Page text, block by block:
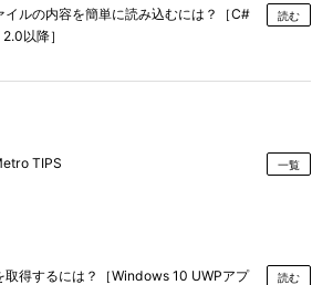
イルの内容を簡単に読み込むには？［C#
以降］
読む
TIPS 一覧
取得するには？［Windows 10 UWPアプ
読む